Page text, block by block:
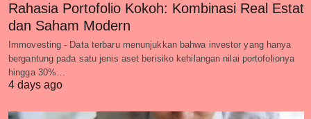
Rahasia Portofolio Kokoh: Kombinasi Real Estat
dan Saham Modern
Immovesting - Data terbaru menunjukkan bahwa investor yang hanya
bergantung pada satu jenis aset berisiko kehilangan nilai portofolionya
hingga 30%…
4 days ago